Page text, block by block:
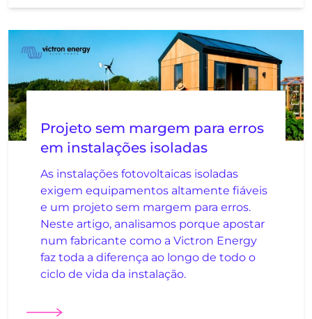
Projeto sem margem para erros
em instalações isoladas
As instalações fotovoltaicas isoladas
exigem equipamentos altamente fiáveis
e um projeto sem margem para erros.
Neste artigo, analisamos porque apostar
num fabricante como a Victron Energy
faz toda a diferença ao longo de todo o
ciclo de vida da instalação.